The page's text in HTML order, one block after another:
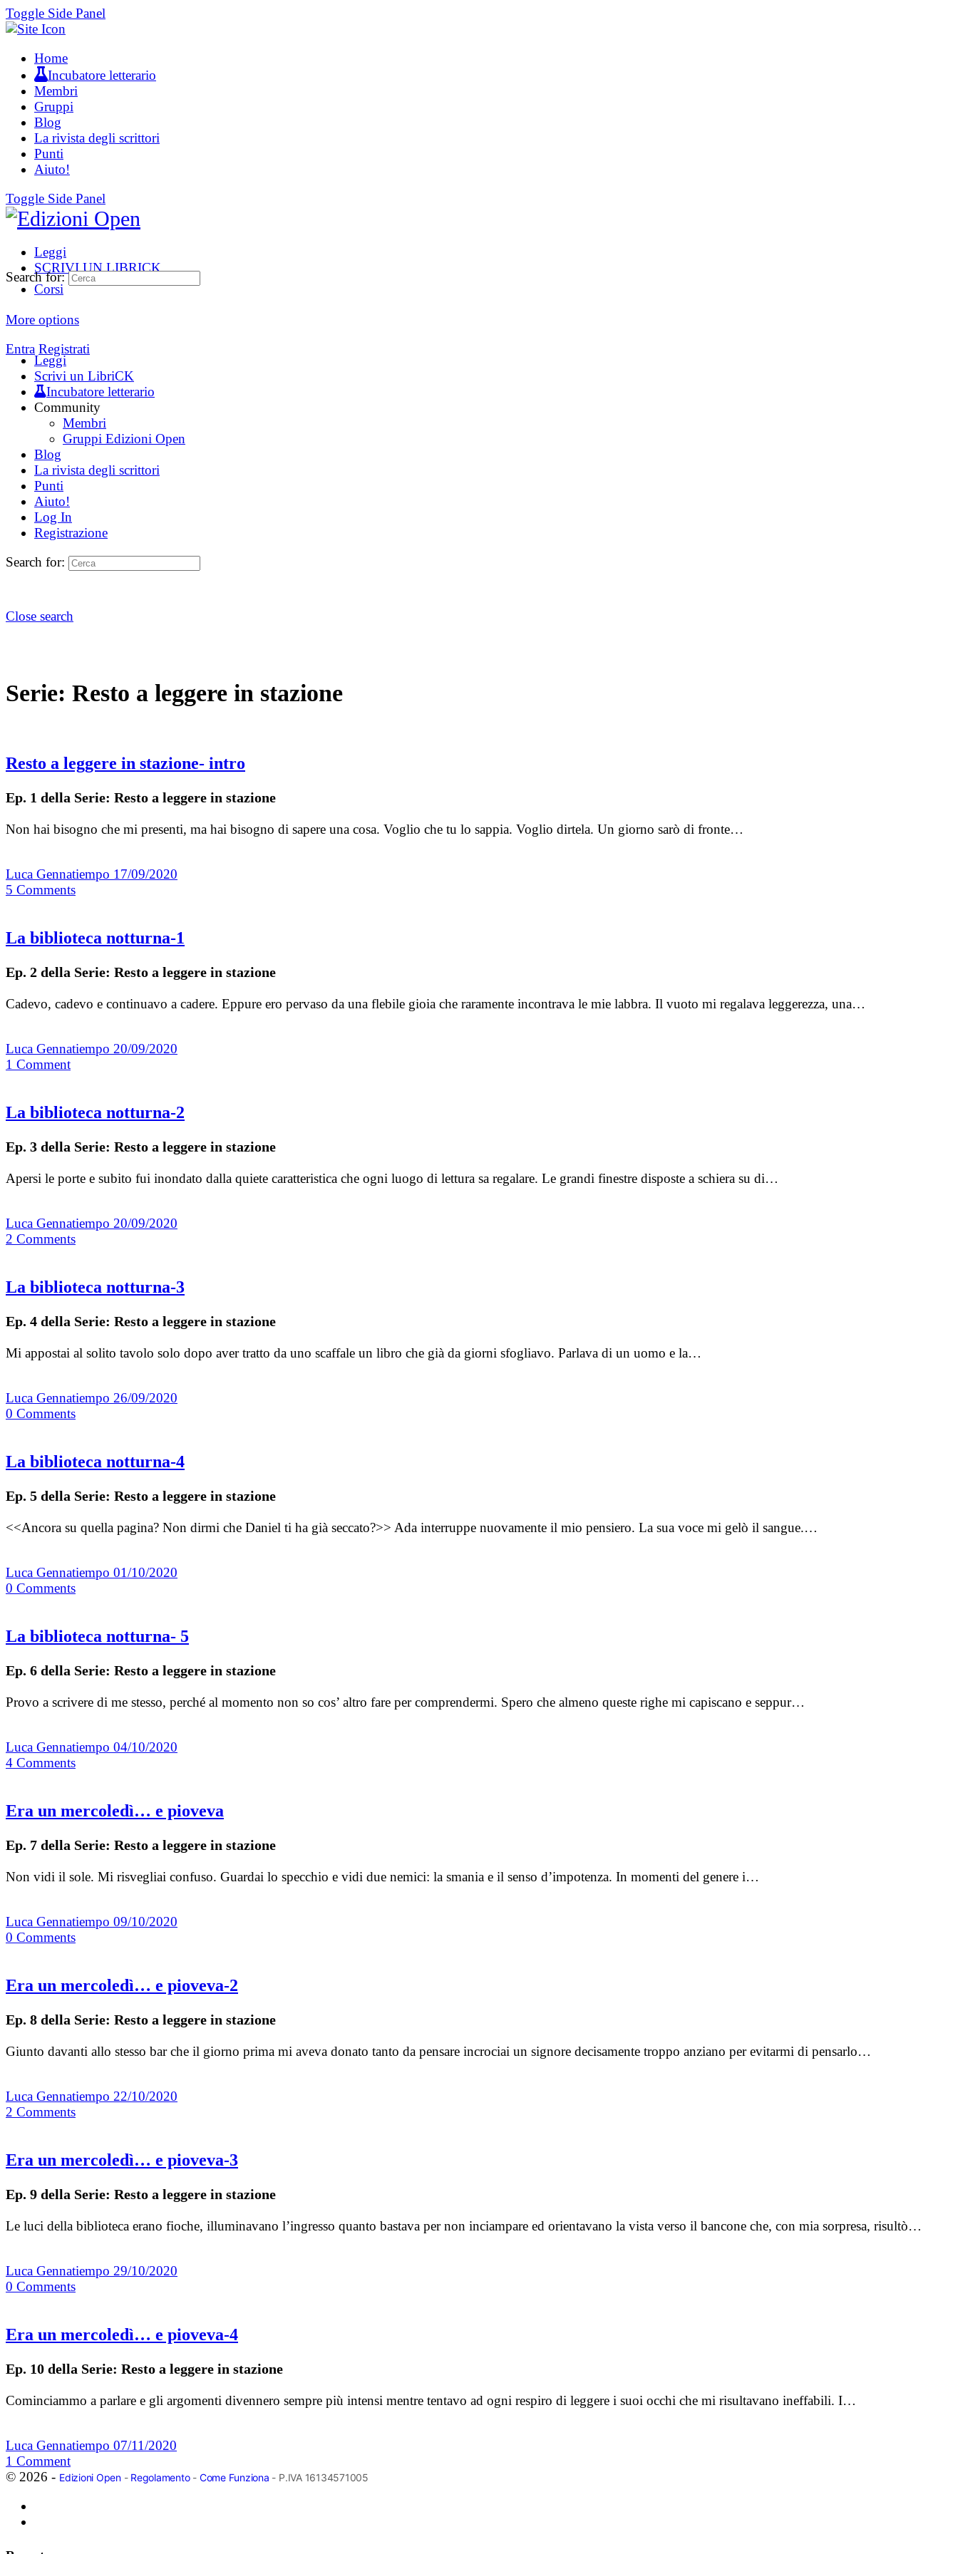
Toggle Side Panel
Home
Incubatore letterario
Membri
Gruppi
Blog
La rivista degli scrittori
Punti
Aiuto!
Toggle Side Panel
Leggi
SCRIVI UN LIBRICK
Corsi
More options
Entra Registrati
Search for:
Leggi
Scrivi un LibriCK
Incubatore letterario
Community
Membri
Gruppi Edizioni Open
Blog
La rivista degli scrittori
Punti
Aiuto!
Log In
Registrazione
Search for:
Close search
Serie: Resto a leggere in stazione
Resto a leggere in stazione- intro
Ep. 1 della Serie: Resto a leggere in stazione
Non hai bisogno che mi presenti, ma hai bisogno di sapere una cosa. Voglio che tu lo sappia. Voglio dirtela. Un giorno sarò di fronte…
Luca Gennatiempo 17/09/2020
5 Comments
La biblioteca notturna-1
Ep. 2 della Serie: Resto a leggere in stazione
Cadevo, cadevo e continuavo a cadere. Eppure ero pervaso da una flebile gioia che raramente incontrava le mie labbra. Il vuoto mi regalava leggerezza, una…
Luca Gennatiempo 20/09/2020
1 Comment
La biblioteca notturna-2
Ep. 3 della Serie: Resto a leggere in stazione
Apersi le porte e subito fui inondato dalla quiete caratteristica che ogni luogo di lettura sa regalare. Le grandi finestre disposte a schiera su di…
Luca Gennatiempo 20/09/2020
2 Comments
La biblioteca notturna-3
Ep. 4 della Serie: Resto a leggere in stazione
Mi appostai al solito tavolo solo dopo aver tratto da uno scaffale un libro che già da giorni sfogliavo. Parlava di un uomo e la…
Luca Gennatiempo 26/09/2020
0 Comments
La biblioteca notturna-4
Ep. 5 della Serie: Resto a leggere in stazione
<<Ancora su quella pagina? Non dirmi che Daniel ti ha già seccato?>> Ada interruppe nuovamente il mio pensiero. La sua voce mi gelò il sangue.…
Luca Gennatiempo 01/10/2020
0 Comments
La biblioteca notturna- 5
Ep. 6 della Serie: Resto a leggere in stazione
Provo a scrivere di me stesso, perché al momento non so cos’ altro fare per comprendermi. Spero che almeno queste righe mi capiscano e seppur…
Luca Gennatiempo 04/10/2020
4 Comments
Era un mercoledì… e pioveva
Ep. 7 della Serie: Resto a leggere in stazione
Non vidi il sole. Mi risvegliai confuso. Guardai lo specchio e vidi due nemici: la smania e il senso d’impotenza. In momenti del genere i…
Luca Gennatiempo 09/10/2020
0 Comments
Era un mercoledì… e pioveva-2
Ep. 8 della Serie: Resto a leggere in stazione
Giunto davanti allo stesso bar che il giorno prima mi aveva donato tanto da pensare incrociai un signore decisamente troppo anziano per evitarmi di pensarlo…
Luca Gennatiempo 22/10/2020
2 Comments
Era un mercoledì… e pioveva-3
Ep. 9 della Serie: Resto a leggere in stazione
Le luci della biblioteca erano fioche, illuminavano l’ingresso quanto bastava per non inciampare ed orientavano la vista verso il bancone che, con mia sorpresa, risultò…
Luca Gennatiempo 29/10/2020
0 Comments
Era un mercoledì… e pioveva-4
Ep. 10 della Serie: Resto a leggere in stazione
Cominciammo a parlare e gli argomenti divennero sempre più intensi mentre tentavo ad ogni respiro di leggere i suoi occhi che mi risultavano ineffabili. I…
Luca Gennatiempo 07/11/2020
1 Comment
© 2026 - Edizioni Open- Regolamento- Come Funziona - P.IVA 16134571005